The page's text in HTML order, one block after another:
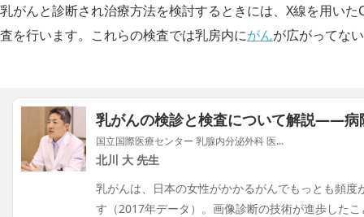
乳がんと診断され治療方法を検討するときには、X線を用い
査を行います。これらの検査では乳房内にがんが広がってな
乳がんの検診と検査について解説——病
国立国際医療センター 乳腺内分泌外科 医...
北川 大 先生
乳がんは、日本の女性がかかるがんでもっとも頻
す（2017年データ）。画像診断の技術が進歩したこ